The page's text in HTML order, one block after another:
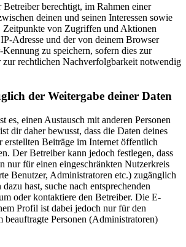
Betreiber berechtigt, im Rahmen einer
deinen und seinen Interessen sowie
Zeitpunkte von Zugriffen und Aktionen
Adresse und der von deinem Browser
zu speichern, sofern dies zur
zur rechtlichen Nachverfolgbarkeit notwendig
der Weitergabe deiner Daten
es, einen Austausch mit anderen Personen
dir daher bewusst, dass die Daten deines
Beiträge im Internet öffentlich
Der Betreiber kann jedoch festlegen, dass
nur für einen eingeschränkten Nutzerkreis
Benutzer, Administratoren etc.) zugänglich
hast, suche nach entsprechenden
oder kontaktiere den Betreiber. Die E-
Profil ist dabei jedoch nur für den
beauftragte Personen (Administratoren)